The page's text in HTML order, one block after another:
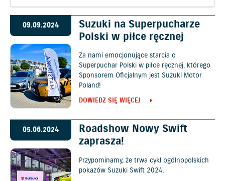
09.09.2024
Suzuki na Superpucharze
Polski w piłce ręcznej
Za nami emocjonujące starcia o
Superpuchar Polski w piłce ręcznej, którego
Sponsorem Oficjalnym jest Suzuki Motor
Poland!
DOWIEDZ SIĘ WIĘCEJ
05.06.2024
Roadshow Nowy Swift
zaprasza!
Przypominamy, że trwa cykl ogólnopolskich
pokazów Suzuki Swift 2024.